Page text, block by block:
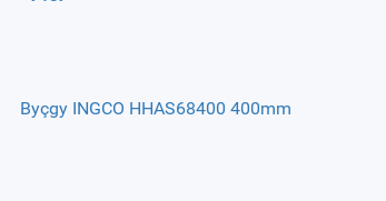
Byçgy INGCO HHAS68400 400mm